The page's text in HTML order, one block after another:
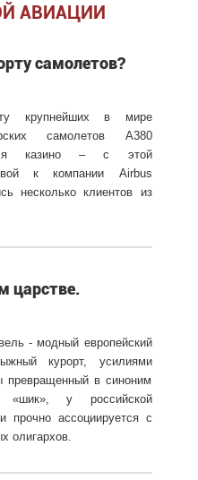
АВИАЦИИ
самолетов?
крупнейших в мире
самолетов А380
казино – с этой
к компании Airbus
несколько клиентов из
царстве.
- модный европейский
курорт, усилиями
превращенный в синоним
«шик», у российской
прочно ассоциируется с
олигархов.